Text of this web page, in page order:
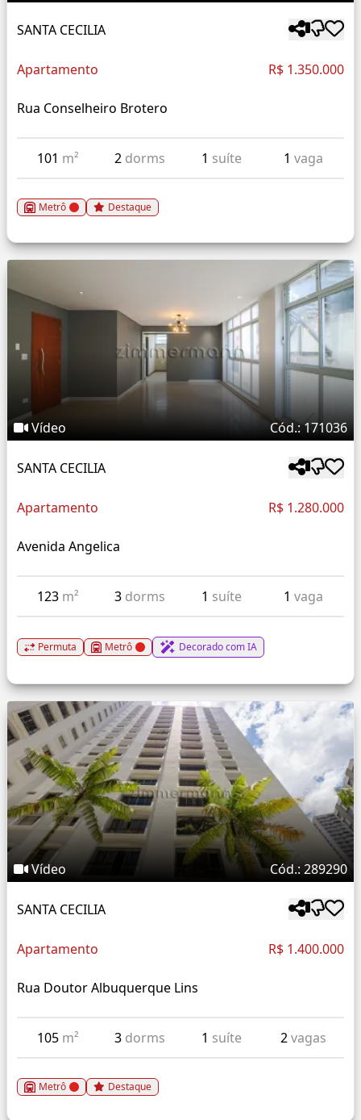
SANTA CECILIA
Apartamento R$ 1.350.000
Rua Conselheiro Brotero
101 m² 2 dorms 1 suíte 1 vaga
Metrô Destaque
Vídeo Cód.: 171036
SANTA CECILIA
Apartamento R$ 1.280.000
Avenida Angelica
123 m² 3 dorms 1 suíte 1 vaga
Permuta Metrô Decorado com IA
Vídeo Cód.: 289290
SANTA CECILIA
Apartamento R$ 1.400.000
Rua Doutor Albuquerque Lins
105 m² 3 dorms 1 suíte 2vagas
Metrô Destaque